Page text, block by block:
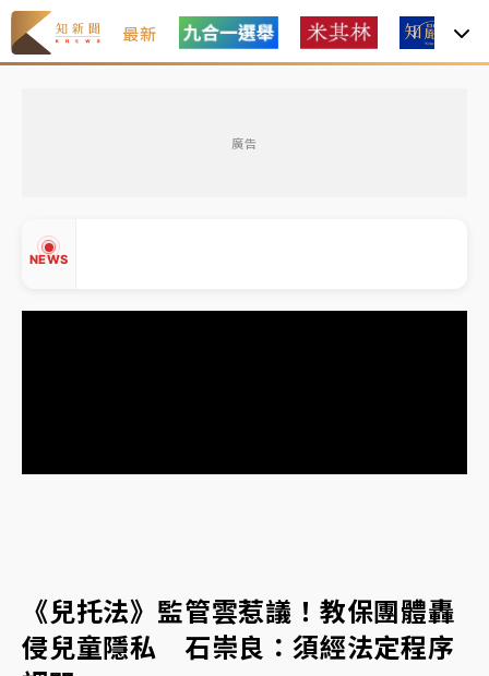
最新
廣告
NEWS
中信慈善基金會想增加董事人數！辜仲諒向法院聲請遭
駁 理由曝光
故宮《龍藏經》特展第2檔！今線上預約開賣一度塞車
雨熱區曝
旅局回應了
中信慈善基金會想增加董事人數！辜仲諒向法院聲請遭
《兒托法》監管雲惹議！教保團體轟
侵兒童隱私 石崇良：須經法定程序